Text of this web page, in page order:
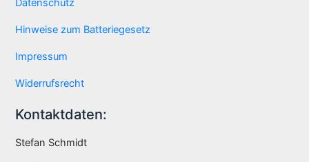
Datenschutz
Hinweise zum Batteriegesetz
Impressum
Widerrufsrecht
Kontaktdaten:
Stefan Schmidt